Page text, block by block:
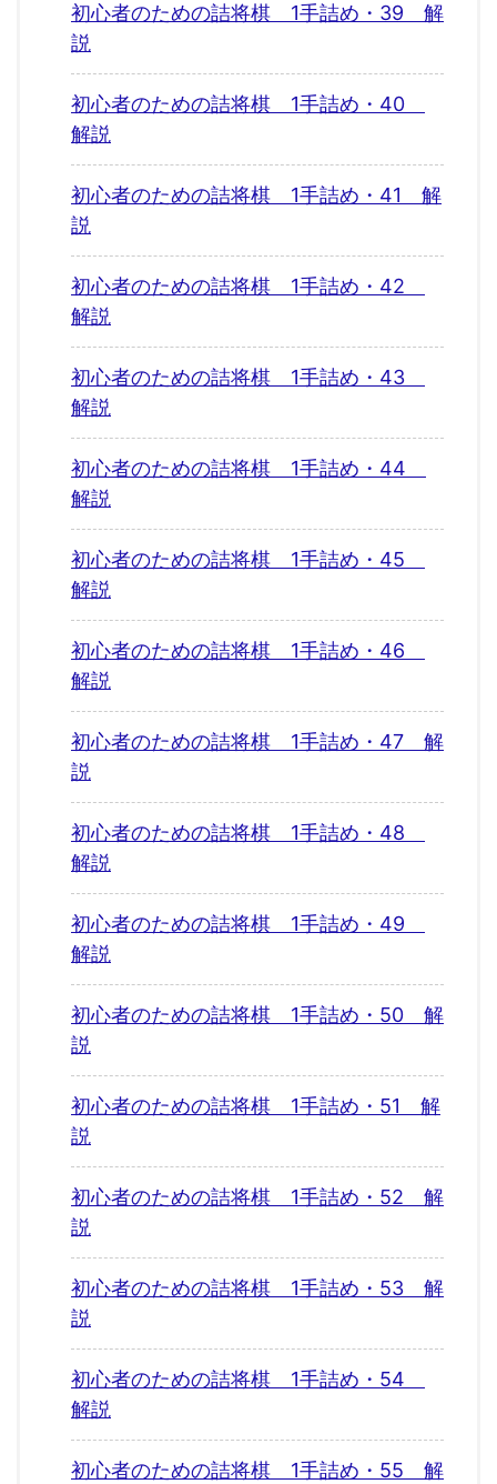
初心者のための詰将棋 1手詰め・39 解
説
初心者のための詰将棋 1手詰め・40
解説
初心者のための詰将棋 1手詰め・41 解
説
初心者のための詰将棋 1手詰め・42
解説
初心者のための詰将棋 1手詰め・43
解説
初心者のための詰将棋 1手詰め・44
解説
初心者のための詰将棋 1手詰め・45
解説
初心者のための詰将棋 1手詰め・46
解説
初心者のための詰将棋 1手詰め・47 解
説
初心者のための詰将棋 1手詰め・48
解説
初心者のための詰将棋 1手詰め・49
解説
初心者のための詰将棋 1手詰め・50 解
説
初心者のための詰将棋 1手詰め・51 解
説
初心者のための詰将棋 1手詰め・52 解
説
初心者のための詰将棋 1手詰め・53 解
説
初心者のための詰将棋 1手詰め・54
解説
初心者のための詰将棋 1手詰め・55 解